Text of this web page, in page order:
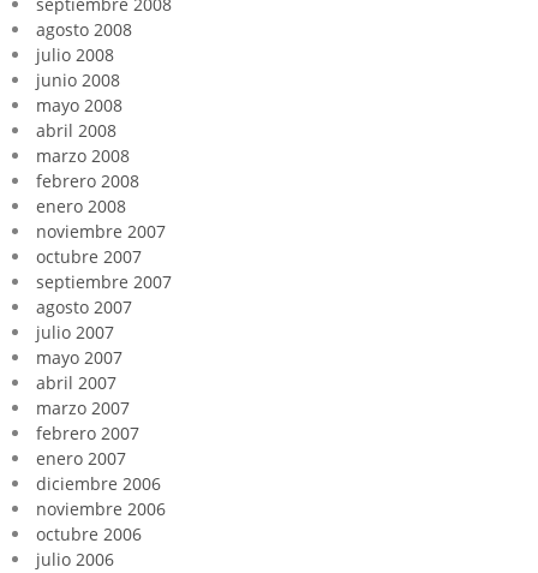
septiembre 2008
agosto 2008
julio 2008
junio 2008
mayo 2008
abril 2008
marzo 2008
febrero 2008
enero 2008
noviembre 2007
octubre 2007
septiembre 2007
agosto 2007
julio 2007
mayo 2007
abril 2007
marzo 2007
febrero 2007
enero 2007
diciembre 2006
noviembre 2006
octubre 2006
julio 2006